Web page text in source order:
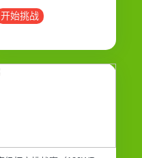
开始挑战